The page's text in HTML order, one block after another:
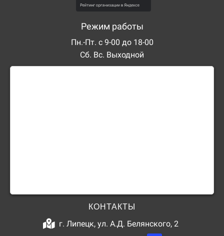
Режим работы
Пн.-Пт. с 9-00 до 18-00
Сб. Вс. Выходной
КОНТАКТЫ
г. Липецк, ул. А.Д. Белянского, 2